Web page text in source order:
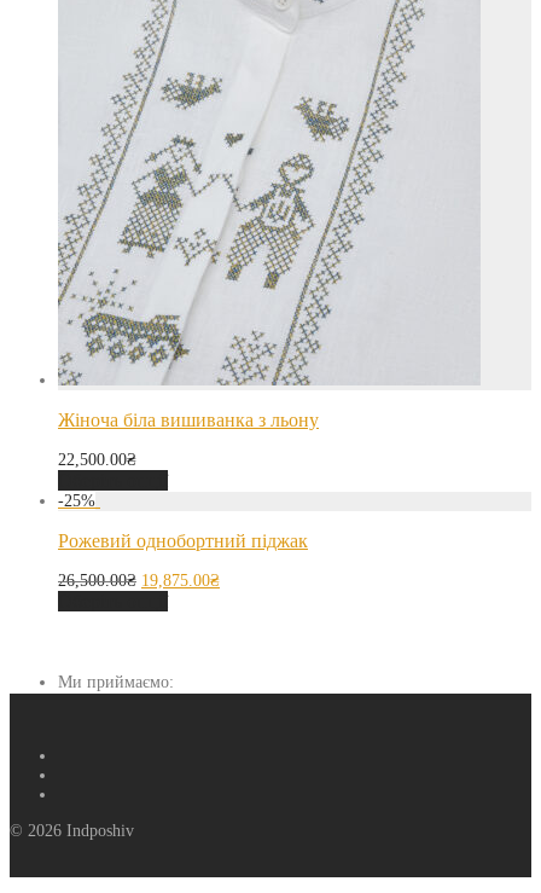
Жіноча біла вишиванка з льону
22,500.00₴
-25%
Рожевий однобортний піджак
26,500.00₴ 19,875.00₴
Ми приймаємо:
© 2026 Indposhiv